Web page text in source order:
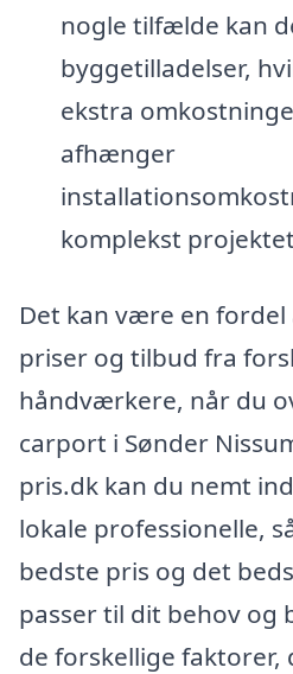
nogle tilfælde kan
byggetilladelser,
ekstra
afhænger
komplekst
Det kan være en
priser og tilbud fra
håndværkere, når du
carport i Sønder
pris.dk kan du nemt
lokale professionelle,
bedste pris og det
passer til dit behov og
de forskellige faktorer,